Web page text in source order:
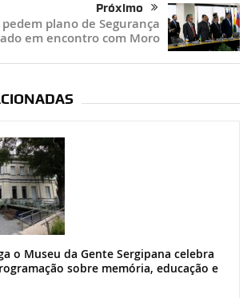
Próximo
plano de Segurança
em encontro com Moro
o Museu da Gente Sergipana celebra
sobre memória, educação e